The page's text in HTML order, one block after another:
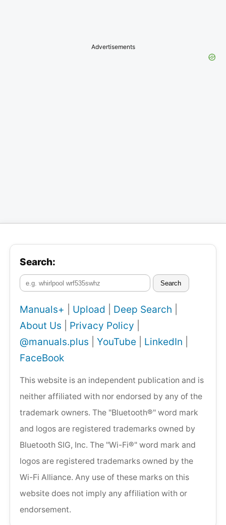
Advertisements
Search:
Search
Manuals+ Upload Deep Search
About Us
Privacy Policy
@manuals.plus
YouTube LinkedIn
FaceBook
This website is an independent publication and is
neither affiliated with nor endorsed by any of the
trademark owners. The "Bluetooth®" word mark
and logos are registered trademarks owned by
Bluetooth SIG, Inc. The "Wi-Fi®" word mark and
logos are registered trademarks owned by the
Wi-Fi Alliance. Any use of these marks on this
website does not imply any affiliation with or
endorsement.